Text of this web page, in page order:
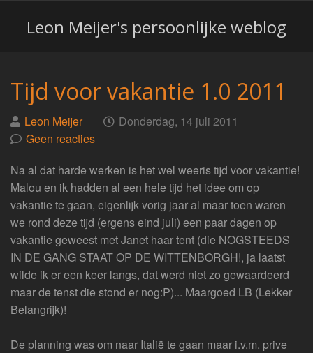
Leon Meijer's persoonlijke weblog
Tijd voor vakantie 1.0 2011
Geplaatst
door
Leon Meijer op Donderdag, 14 juli 2011
Geen reacties
Na al dat harde werken is het wel weeris tijd voor vakantie!
Malou en ik hadden al een hele tijd het idee om op
vakantie te gaan, eigenlijk vorig jaar al maar toen waren
we rond deze tijd (ergens eind juli) een paar dagen op
vakantie geweest met Janet haar tent (die NOGSTEEDS
IN DE GANG STAAT OP DE WITTENBORGH!, ja laatst
wilde ik er een keer langs, dat werd niet zo gewaardeerd
maar de tenst die stond er nog:P)... Maargoed LB (Lekker
Belangrijk)!
De planning was om naar Italië te gaan maar i.v.m. prive